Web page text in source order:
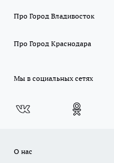
Про Город Владивосток
Про Город Краснодара
Мы в социальных сетях
О нас